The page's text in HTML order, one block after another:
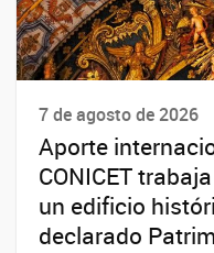
7 de agosto de 2026
Aporte
CONICET
un edificio
declarado